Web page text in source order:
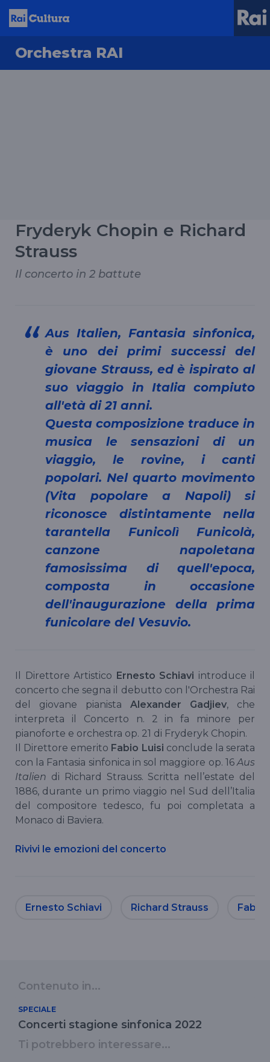
Orchestra RAI
Fryderyk Chopin e Richard
Strauss
Il concerto in 2 battute
Aus Italien, Fantasia sinfonica,
è uno dei primi successi del
giovane Strauss, ed è ispirato al
suo viaggio in Italia compiuto
all'età di 21 anni.
Questa composizione traduce in
musica le sensazioni di un
viaggio, le rovine, i canti
popolari. Nel quarto movimento
(Vita popolare a Napoli) si
riconosce distintamente nella
tarantella Funicolì Funicolà,
canzone napoletana
famosissima di quell'epoca,
composta in occasione
dell'inaugurazione della prima
funicolare del Vesuvio.
Il Direttore Artistico Ernesto Schiavi introduce il
concerto che segna il debutto con l'Orchestra Rai
del giovane pianista Alexander Gadjiev, che
interpreta il Concerto n. 2 in fa minore per
pianoforte e orchestra op. 21 di Fryderyk Chopin.
Il Direttore emerito Fabio Luisi conclude la serata
con la Fantasia sinfonica in sol maggiore op. 16Aus
Italien di Richard Strauss. Scritta nell’estate del
1886, durante un primo viaggio nel Sud dell’Italia
del compositore tedesco, fu poi completata a
Monaco di Baviera.
Rivivi le emozioni del concerto
Ernesto Schiavi Richard Strauss Fabio
Contenuto in...
SPECIALE
Concerti stagione sinfonica 2022
Ti potrebbero interessare...